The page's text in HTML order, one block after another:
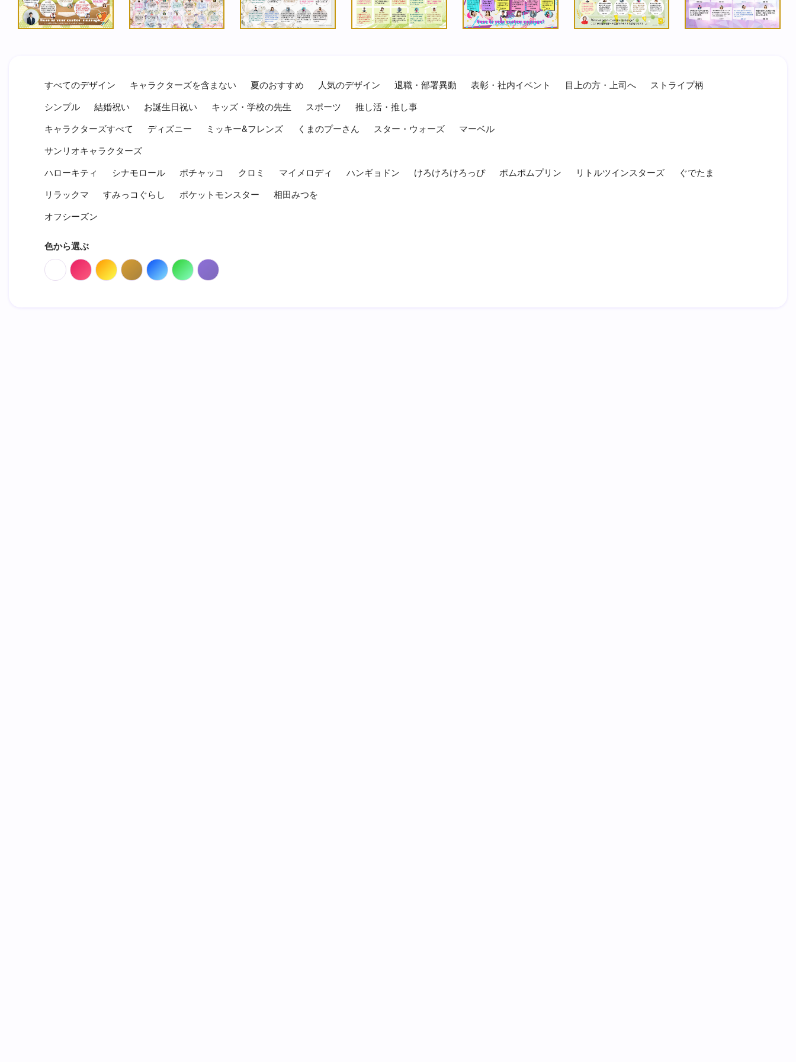
すべてのデザイン キャラクターズを含まない 夏のおすすめ 人気のデザイン 退職・部署異動 表彰・社内イベント 目上の方・上司へ
ストライプ柄
シンプル
結婚祝い お誕生日祝い キッズ・学校の先生 スポーツ
推し活・推し事
キャラクターズすべて
ディズニー ミッキー&フレンズ くまのプーさん スター・ウォーズ
マーベル
サンリオキャラクターズ
ハローキティ
シナモロール ポチャッコ クロミ マイメロディ ハンギョドン けろけろけろっぴ ポムポムプリン リトルツインスターズ
ぐでたま
リラックマ
すみっコぐらし ポケットモンスター
相田みつを
オフシーズン
色から選ぶ